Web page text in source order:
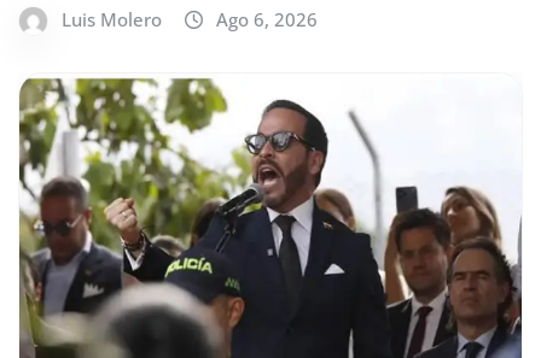
Luis Molero Ago 6, 2026